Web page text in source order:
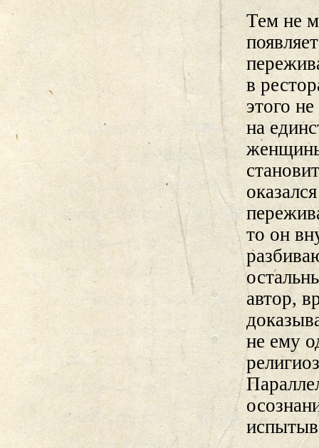
Тем не
в
этого
на
то он
автор,
не ему